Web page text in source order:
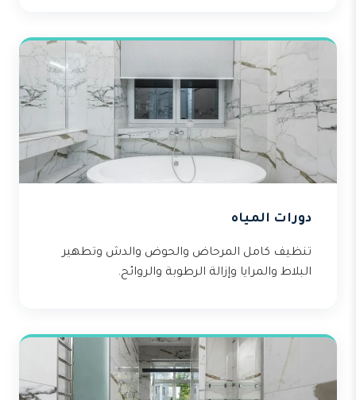
دورات المياه
تنظيف كامل المرحاض والحوض والدش وتطهير
البلاط والمرايا وإزالة الرطوبة والروائح.